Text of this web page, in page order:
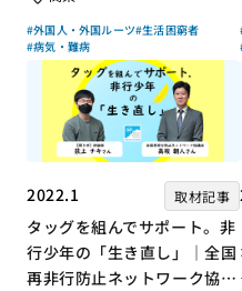
#外国人・外国ルーツ#生活困窮者
#病気・難病
2022.1 取材記事
タッグを組んでサポート。非
行少年の「生き直し」｜全国
再非行防止ネットワーク協議